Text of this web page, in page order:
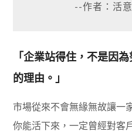
--作者：活
「企業站得住，不是因
的理由。」
市場從來不會無緣無故讓一
你能活下來，一定曾經對客